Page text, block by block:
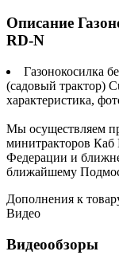
Описание
RD-N
Газонокосилка
(садовый трактор)
характеристика,
Мы осуществляем
минитракторов Каб
Федерации и
ближайшему
Дополнения к
Видео
Видеообзоры